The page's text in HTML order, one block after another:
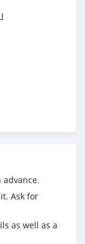
Ask for
as well as a